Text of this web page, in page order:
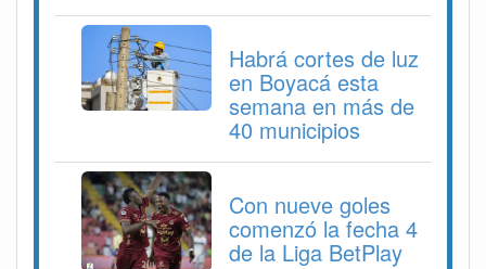
Habrá cortes de luz
en Boyacá esta
semana en más de
40 municipios
Con nueve goles
comenzó la fecha 4
de la Liga BetPlay